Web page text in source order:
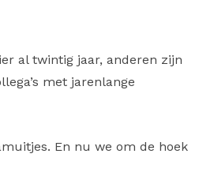
al twintig jaar, anderen zijn
met jarenlange
En nu we om de hoek